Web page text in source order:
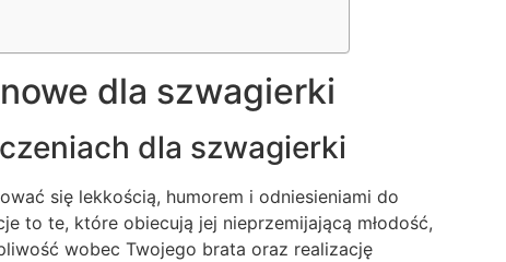
dla szwagierki
dla szwagierki
się lekkością, humorem i odniesieniami do
to te, które obiecują jej nieprzemijającą młodość,
wobec Twojego brata oraz realizację